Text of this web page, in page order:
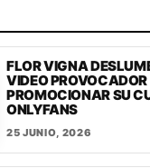
FLOR VIGNA
VIDEO
PROMOCIONAR SU
ONLYFANS
25 JUNIO, 2026